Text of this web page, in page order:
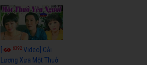
6392Video] Cải
Lương Xưa Một Thuở